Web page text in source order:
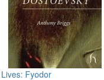
Fyodor